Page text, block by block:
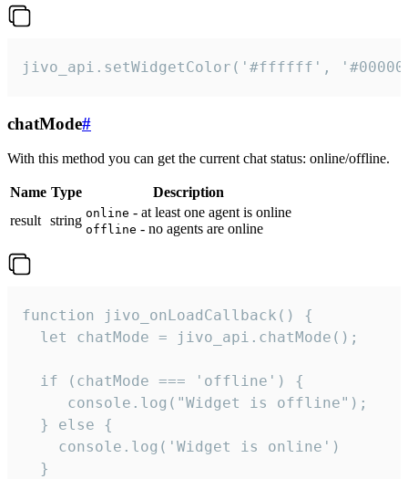
jivo_api.setWidgetColor('#ffffff',
chatMode#
With this method you can get the current chat status: online/offline.
Name Type
Description
result string online - at least one agent is online
offline - no agents are online
function jivo_onLoadCallback() {
  let chatMode = jivo_api.chatMode();
  if (chatMode === 'offline') {
     console.log("Widget is offline");
  } else {
    console.log('Widget is online')
  }